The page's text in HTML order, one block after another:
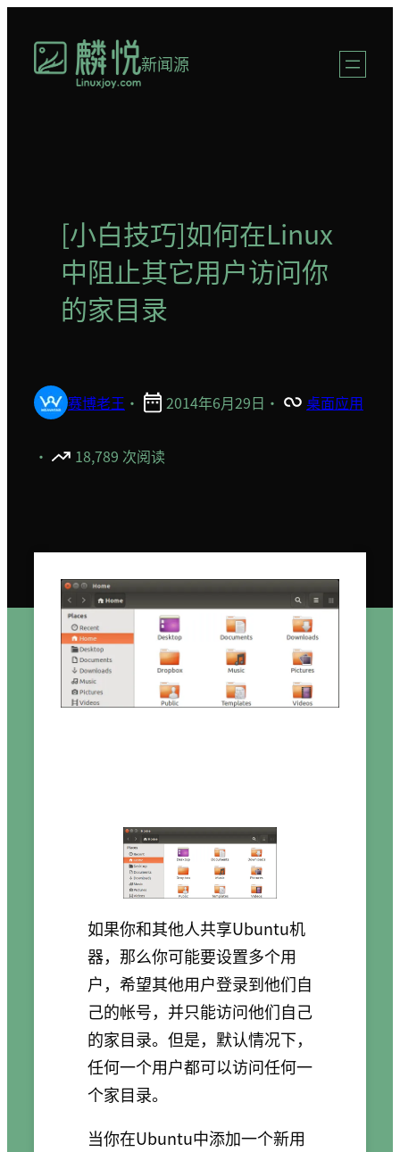
新闻源
[小白技巧]如何在Linux
中阻止其它用户访问你
的家目录
赛博老王 · 2014年6月29日 · 桌面应用
· 18,789 次阅读
如果你和其他人共享Ubuntu机
器，那么你可能要设置多个用
户，希望其他用户登录到他们自
己的帐号，并只能访问他们自己
的家目录。但是，默认情况下，
任何一个用户都可以访问任何一
个家目录。
当你在Ubuntu中添加一个新用